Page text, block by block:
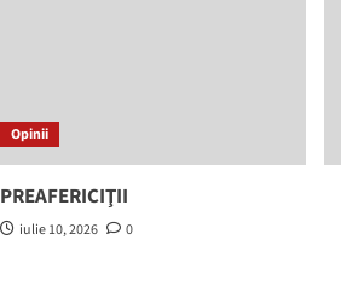
Opinii
PREAFERICIŢII
iulie 10, 2026 0